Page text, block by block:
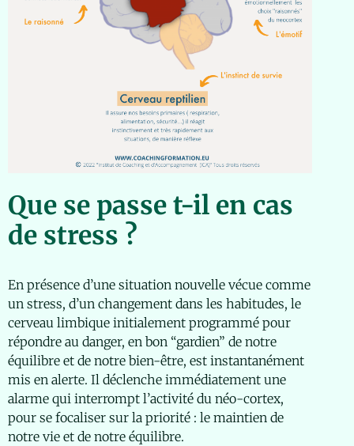
Que se passe t-il en cas
de stress ?
En présence d’une situation nouvelle vécue comme
un stress, d’un changement dans les habitudes, le
cerveau limbique initialement programmé pour
répondre au danger, en bon “gardien” de notre
équilibre et de notre bien-être, est instantanément
mis en alerte. Il déclenche immédiatement une
alarme qui interrompt l’activité du néo-cortex,
pour se focaliser sur la priorité : le maintien de
notre vie et de notre équilibre.